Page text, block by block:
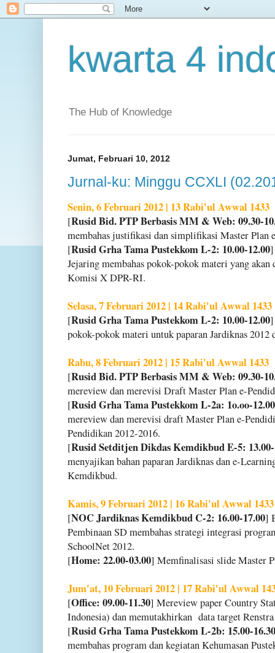
kwarta 4
The Hub of Knowledge
Jumat, Februari 10, 2012
Jurnal-ku: Minggu CCXLI
Senin, 6 Februari 2012 | 13 Rabi'ul Awwal 1433
[Rusid Bid. PTP Berbasis MM & Web: 09.30-
membahas justifikasi dan simplifikasi Master Plan
[Rusid Grha Tama Pustekkom L-2: 10.00-12.00]
Jejaring membahas pokok-pokok materi yang akan
Komisi X DPR-RI.
Selasa, 7 Februari 2012 | 14 Rabi'ul Awwal 1433
[Rusid Grha Tama Pustekkom L-2: 10.00-12.00]
pokok-pokok materi untuk paparan Jardiknas
Rabu, 8 Februari 2012 | 15 Rabi'ul Awwal 1433
[Rusid Bid. PTP Berbasis MM & Web: 09.30-
mereview dan merevisi Draft Master Plan e-
[Rusid Grha Tama Pustekkom L-2a: 1o.oo-12.00
mereview dan merevisi draft Master Plan e-
Pendidikan 2012-2016.
[Rusid Setditjen Dikdas Kemdikbud E-5: 13.00-
menyajikan bahan paparan Jardiknas dan e-
Kemdikbud.
Kamis, 9 Februari 2012 | 16 Rabi'ul Awwal 1433
[NOC Jardiknas Kemdikbud C-2: 16.00-17.00]
Pembinaan SD membahas strategi integrasi
SchoolNet 2012.
[Home: 22.00-03.00] Memfinalisasi slide Master
Jum'at, 10 Februari 2012 | 17 Rabi'ul Awwal
[Office: 09.00-11.30] Mereview paper Country
Indonesia) dan memutakhirkan data target
[Rusid Grha Tama Pustekkom L-2b: 15.00-16.30
membahas program dan kegiatan Kehumasan